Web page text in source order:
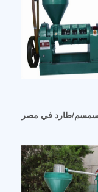
طارد في مصر